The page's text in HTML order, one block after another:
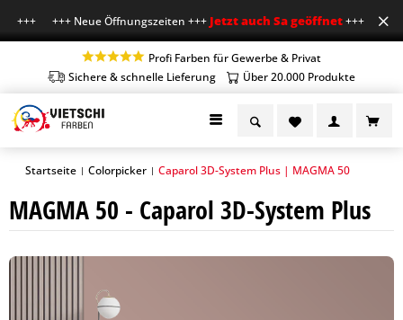
+++ +++ Neue Öffnungszeiten +++Jetzt auch Sa geöffnet+++ Mo-Fr 7-
Profi Farben für Gewerbe & Privat
Sichere & schnelle Lieferung
Über 20.000 Produkte
Startseite | Colorpicker | Caparol 3D-System Plus | MAGMA 50
MAGMA 50 - Caparol 3D-System Plus